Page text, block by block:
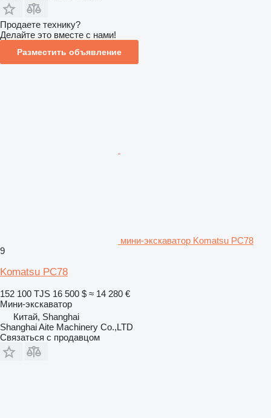
Продаете технику?
Делайте это вместе с нами!
Разместить объявление
мини-экскаватор Komatsu PC78
9
Komatsu PC78
152 100 TJS 16 500 $ ≈ 14 280 €
Мини-экскаватор
Китай, Shanghai
Shanghai Aite Machinery Co.,LTD
Связаться с продавцом